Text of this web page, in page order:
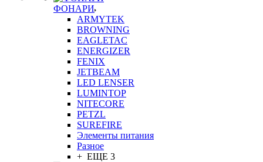
ФОНАРИ
ARMYTEK
BROWNING
EAGLETAC
ENERGIZER
FENIX
JETBEAM
LED LENSER
LUMINTOP
NITECORE
PETZL
SUREFIRE
Элементы питания
Разное
+ ЕЩЕ 3